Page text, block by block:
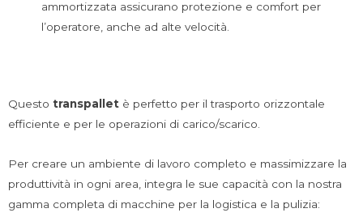
ammortizzata assicurano protezione e comfort per
l’operatore, anche ad alte velocità.
Questo transpallet è perfetto per il trasporto orizzontale
efficiente e per le operazioni di carico/scarico.
Per creare un ambiente di lavoro completo e massimizzare la
produttività in ogni area, integra le sue capacità con la nostra
gamma completa di macchine per la logistica e la pulizia: